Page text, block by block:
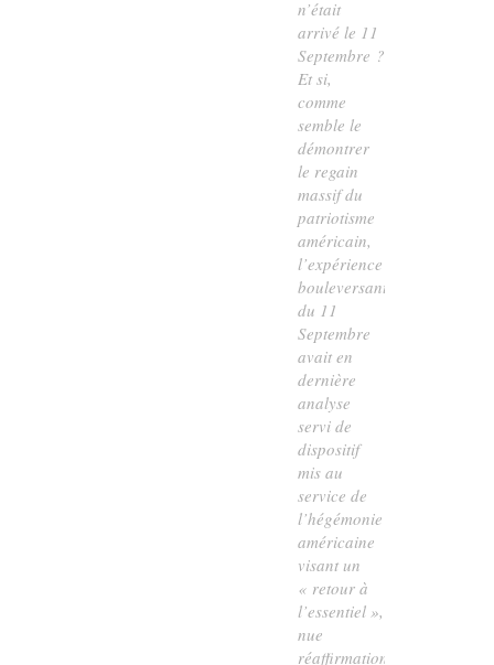
n’était
arrivé le 11
Septembre ?
Et si,
comme
semble le
démontrer
le regain
massif du
patriotisme
américain,
l’expérience
bouleversante
du 11
Septembre
avait en
dernière
analyse
servi de
dispositif
mis au
service de
l’hégémonie
américaine
visant un
« retour à
l’essentiel »,
nue
réaffirmation